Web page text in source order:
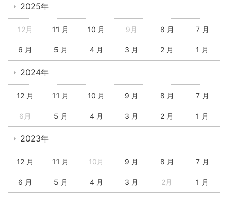
2025年
12月 11 月 10 月 9月 8 月 7 月
6 月 5 月 4 月 3 月 2 月 1 月
2024年
12 月 11 月 10 月 9 月 8 月 7 月
6月 5 月 4 月 3 月 2 月 1 月
2023年
12 月 11 月 10月 9 月 8 月 7 月
6 月 5 月 4 月 3 月 2月 1 月